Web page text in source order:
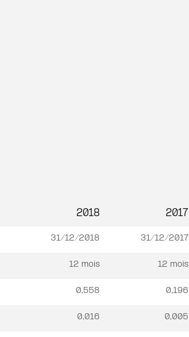
2018 2017
31/12/2018 31/12/2017
12 mois 12 mois
0,558 0,196
0,016 0,005